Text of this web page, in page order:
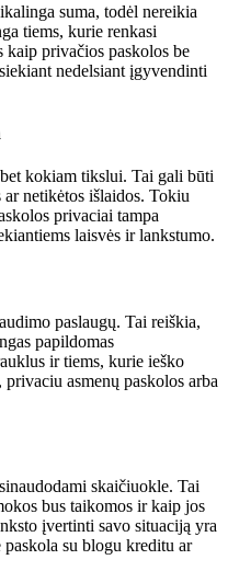
suma, todėl nereikia
tiems, kurie renkasi
kaip privačios paskolos be
nedelsiant įgyvendinti
kokiam tikslui. Tai gali būti
netikėtos išlaidos. Tokiu
privaciai tampa
laisvės ir lankstumo.
paslaugų. Tai reiškia,
papildomas
ir tiems, kurie ieško
asmenų paskolos arba
skaičiuokle. Tai
bus taikomos ir kaip jos
įvertinti savo situaciją yra
paskola su blogu kreditu ar